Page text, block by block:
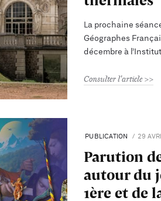
La prochaine
Géographes
décembre à
Consulter l'article
PUBLICATION 29
Parution
autour du
1ère et de